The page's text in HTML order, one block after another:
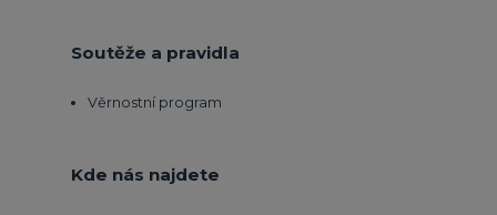
Soutěže a pravidla
Věrnostní program
Kde nás najdete